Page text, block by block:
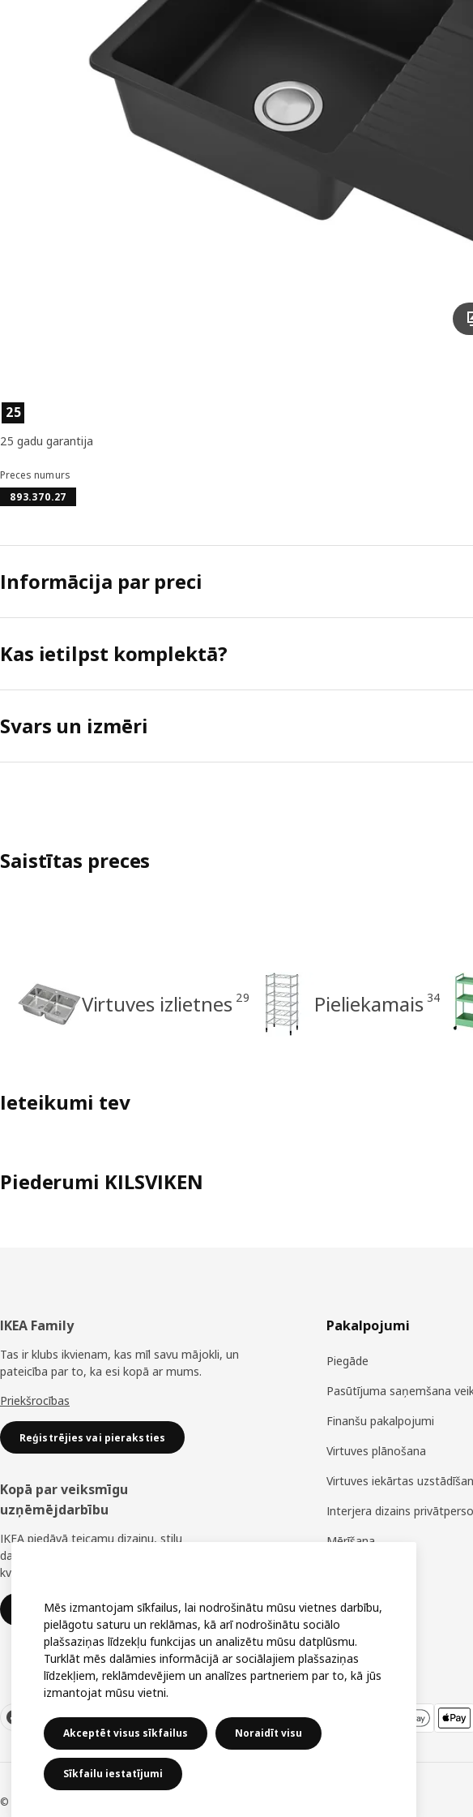
Image zoomed out, normal view
Preces īpašības
25
25 gadu garantija
Preces numurs
893.370.27
Informācija par preci
Kas ietilpst komplektā?
Svars un izmēri
Saistītas preces
Virtuves izlietnes 29 Pieliekamais 34
Ieteikumi tev
Piederumi KILSVIKEN
Kājene
IKEA Family
Tas ir klubs ikvienam, kas mīl savu mājokli, un
pateicība par to, ka esi kopā ar mums.
Priekšrocības
Reģistrējies vai pieraksties
Kopā par veiksmīgu
uzņēmējdarbību
IKEA piedāvā teicamu dizainu, stilu
daudzveidību, lielisku cenu un uzticamu
kvalitāti.
IKEA uzņēmumiem
Pakalpojumi
Piegāde
Pasūtījuma saņemšana
Finanšu pakalpojumi
Virtuves plānošana
Virtuves iekārtas
Interjera dizains
Mērīšana
© Inter IKEA Systems B.V. 1999-2026
Mēs izmantojam sīkfailus, lai nodrošinātu mūsu vietnes darbību,
pielāgotu saturu un reklāmas, kā arī nodrošinātu sociālo
plašsaziņas līdzekļu funkcijas un analizētu mūsu datplūsmu.
Turklāt mēs dalāmies informācijā ar sociālajiem plašsaziņas
līdzekļiem, reklāmdevējiem un analīzes partneriem par to, kā jūs
izmantojat mūsu vietni.
Akceptēt visus sīkfailus Noraidīt visu
Sīkfailu iestatījumi